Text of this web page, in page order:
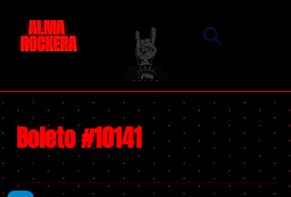
Boleto #10141